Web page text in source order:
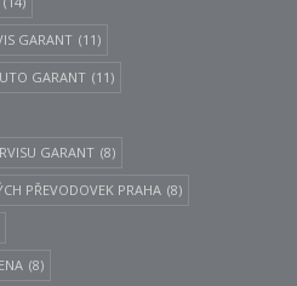
GARANT (11)
GARANT (11)
GARANT (8)
PŘEVODOVEK PRAHA (8)
(8)